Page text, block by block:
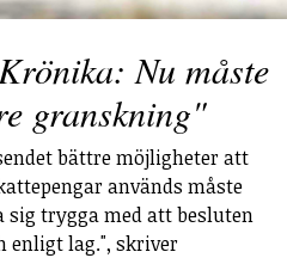
Nu måste
granskning"
bättre möjligheter att
används måste
trygga med att besluten
enligt lag.", skriver